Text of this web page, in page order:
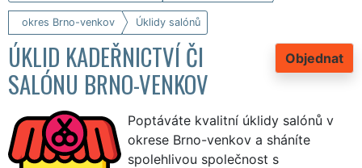
okres Brno-venkov Úklidy salónů
Objednat
ÚKLID KADEŘNICTVÍ ČI
SALÓNU BRNO-VENKOV
Poptáváte kvalitní úklidy salónů v
okrese Brno-venkov a sháníte
spolehlivou společnost s